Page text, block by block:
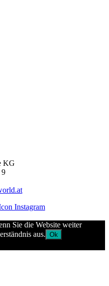
KG
9
Sie die Website weiter
aus. Ok